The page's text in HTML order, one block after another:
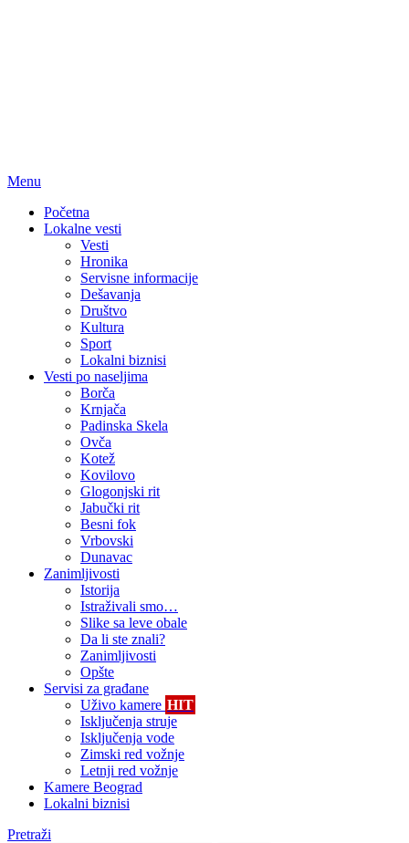
Menu
Početna
Lokalne vesti
Vesti
Hronika
Servisne informacije
Dešavanja
Društvo
Kultura
Sport
Lokalni biznisi
Vesti po naseljima
Borča
Krnjača
Padinska Skela
Ovča
Kotež
Kovilovo
Glogonjski rit
Jabučki rit
Besni fok
Vrbovski
Dunavac
Zanimljivosti
Istorija
Istraživali smo…
Slike sa leve obale
Da li ste znali?
Zanimljivosti
Opšte
Servisi za građane
Uživo kamere HIT
Isključenja struje
Isključenja vode
Zimski red vožnje
Letnji red vožnje
Kamere Beograd
Lokalni biznisi
Pretraži